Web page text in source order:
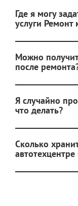
Где я могу
услуги
Можно
после
Я случайно
что делать?
Сколько